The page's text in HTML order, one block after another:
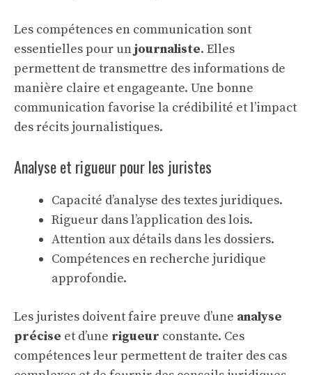
Les compétences en communication sont
essentielles pour unjournaliste. Elles
permettent de transmettre des informations de
manière claire et engageante. Une bonne
communication favorise la crédibilité et l’impact
des récits journalistiques.
Analyse et rigueur pour les juristes
Capacité d’analyse des textes juridiques.
Rigueur dans l’application des lois.
Attention aux détails dans les dossiers.
Compétences en recherche juridique
approfondie.
Les juristes doivent faire preuve d’une analyse
précise et d’une rigueur constante. Ces
compétences leur permettent de traiter des cas